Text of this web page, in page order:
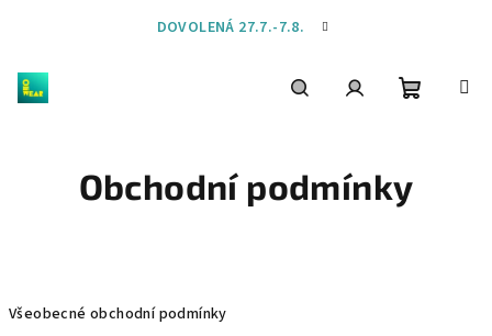
DOVOLENÁ 27.7.-7.8.
košík
Obchodní podmínky
Všeobecné obchodní podmínky